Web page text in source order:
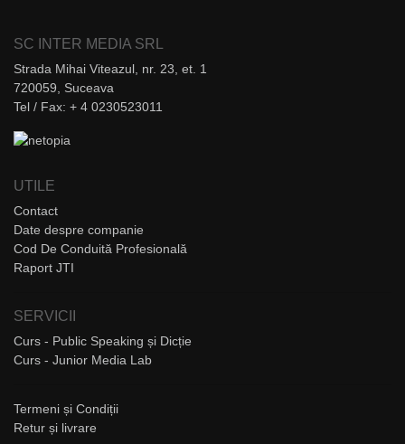
SC INTER MEDIA SRL
Strada Mihai Viteazul, nr. 23, et. 1
720059, Suceava
Tel / Fax: + 4 0230523011
UTILE
Contact
Date despre companie
Cod De Conduită Profesională
Raport JTI
SERVICII
Curs - Public Speaking și Dicție
Curs - Junior Media Lab
Termeni și Condiții
Retur și livrare